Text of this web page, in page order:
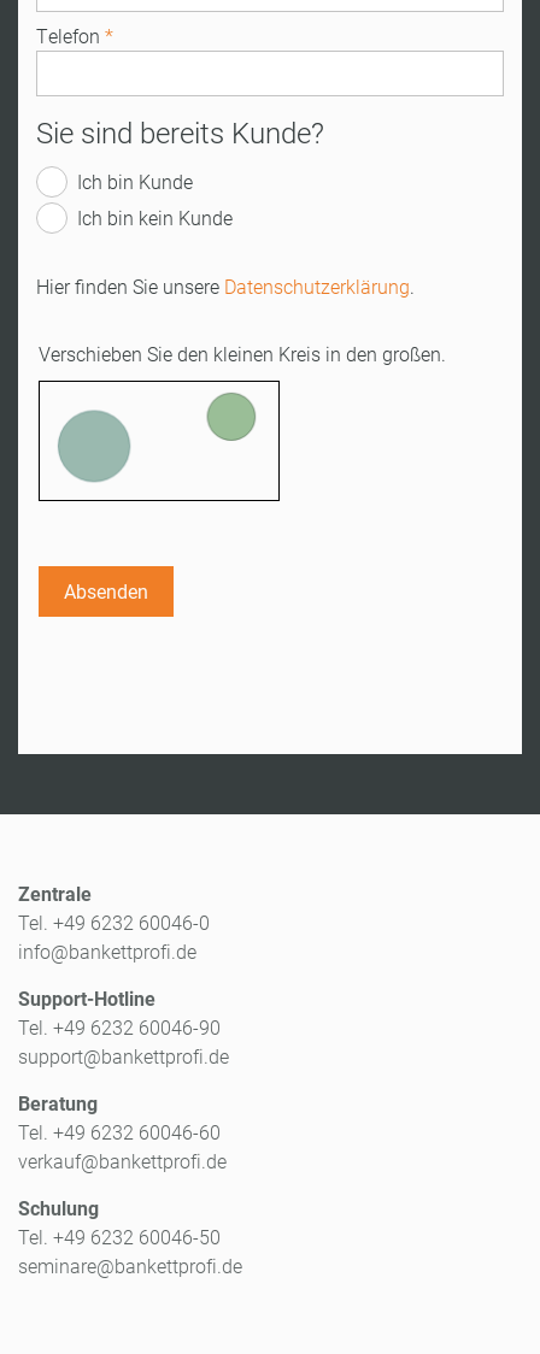
Zentrale
Tel. +49 6232 60046-0
info@bankettprofi.de
Support-Hotline
Tel. +49 6232 60046-90
support@bankettprofi.de
Beratung
Tel. +49 6232 60046-60
verkauf@bankettprofi.de
Schulung
Tel. +49 6232 60046-50
seminare@bankettprofi.de